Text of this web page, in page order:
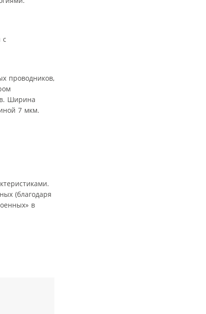
с
проводников,
Ширина
7 мкм.
(благодаря
в